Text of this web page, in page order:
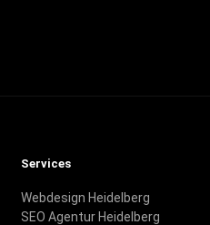
Services
Webdesign Heidelberg
SEO Agentur Heidelberg